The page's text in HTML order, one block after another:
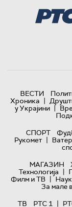
ВЕСТИ
Хроника |
у Украјини |
СПОРТ
Рукомет |
МАГАЗИН
Технологијa |
Филм и ТВ |
За мале
ТВ
РТС 1 |